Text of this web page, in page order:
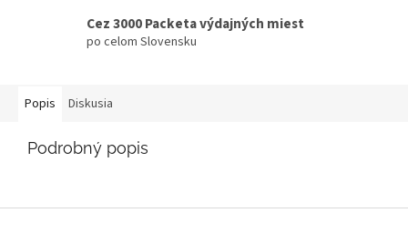
Cez 3000 Packeta výdajných miest
po celom Slovensku
Popis Diskusia
Podrobný popis